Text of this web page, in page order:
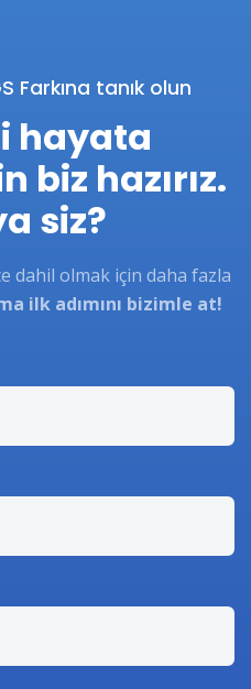
Farkına tanık olun
hayata
biz hazırız.
siz?
dahil olmak için daha fazla
ilk adımını bizimle at!